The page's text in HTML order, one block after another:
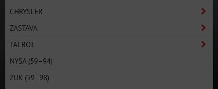
CHRYSLER
ZASTAVA
TALBOT
NYSA (59–94)
ŻUK (59–98)